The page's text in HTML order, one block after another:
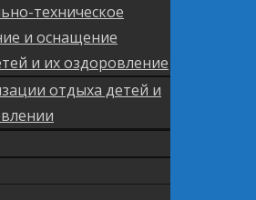
техническое
и оснащение
и их оздоровление
отдыха детей и